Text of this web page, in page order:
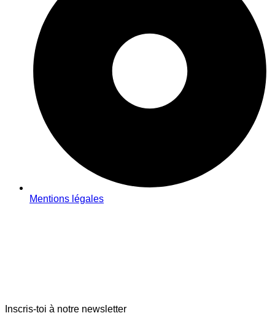
Mentions légales
Inscris-toi à notre newsletter